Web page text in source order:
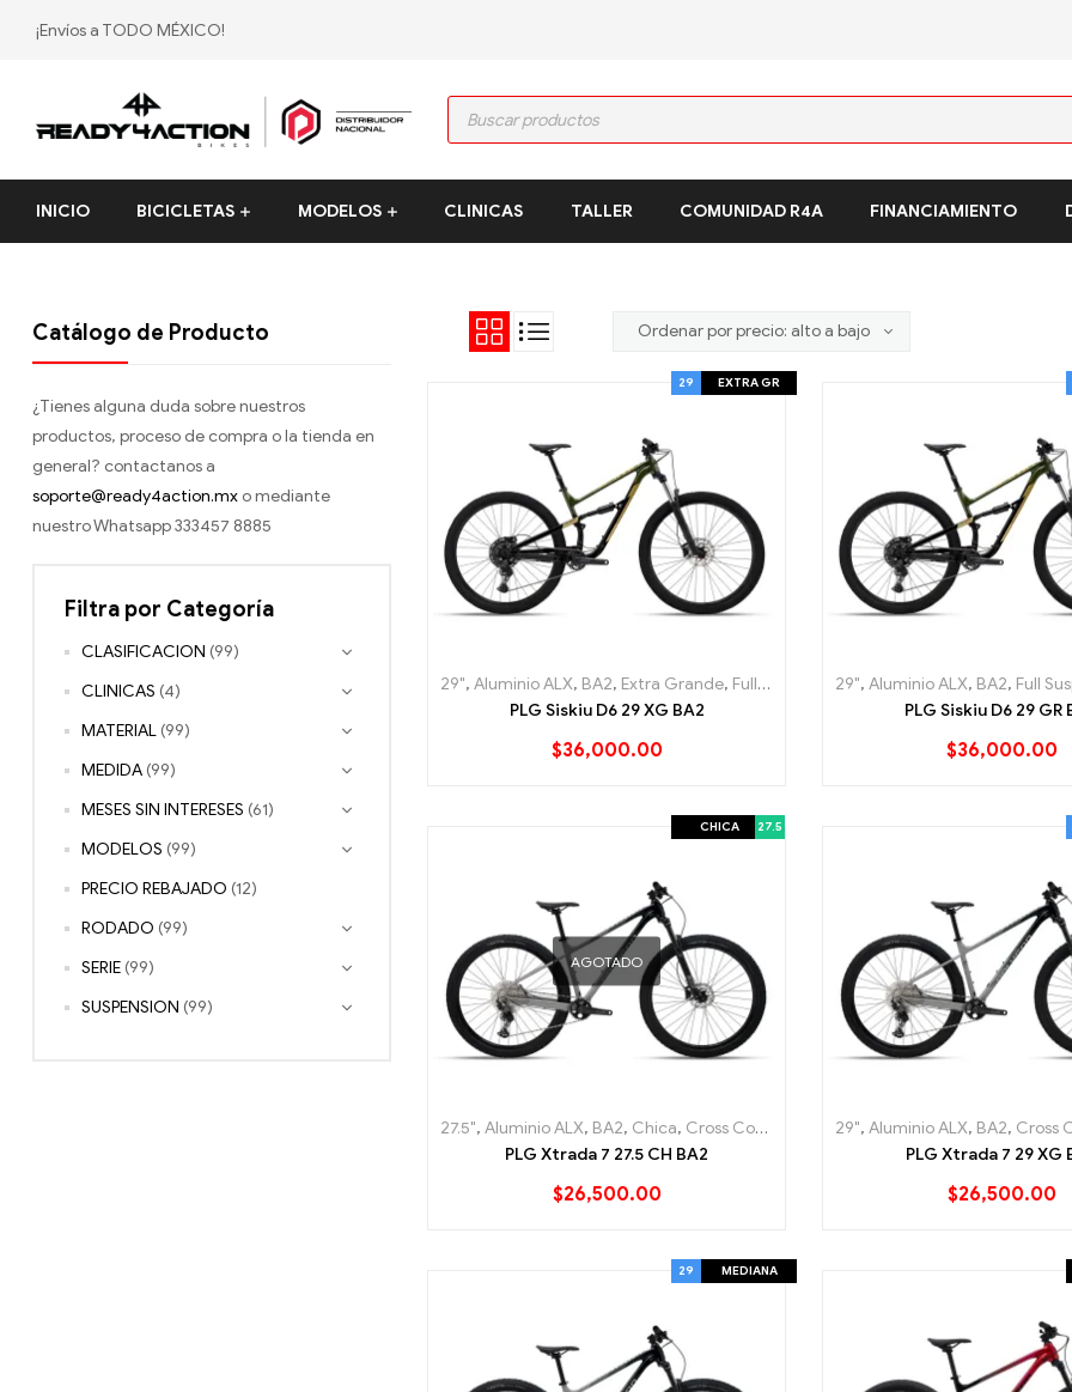
¡Envíos a TODO MÉXICO!
Ready4Action
Distribución
mexicana
–
INICIO BICICLETAS MODELOS CLINICAS TALLER COMUNIDAD R4A FINANCIAMIENTO
29 EXTRA GR
29", Aluminio ALX, BA2, Extra Grande, Full Suspension ,Lo Mas nuevo,Mountain
PLG Siskiu D6 29 XG BA2
$36,000.00
29", Aluminio ALX, BA2, Full
PLG Siskiu D6 29 GR
$36,000.00
CHICA 27.5
AGOTADO
27.5", Aluminio ALX, BA2, Chica, Cross Country (XC) ,Hard Tail,Lo Mas nuevo,
PLG Xtrada 7 27.5 CH BA2
$26,500.00
29", Aluminio ALX, BA2, Cross
PLG Xtrada 7 29 XG
$26,500.00
29 MEDIANA
Catálogo de Producto
¿Tienes alguna duda sobre nuestros
productos, proceso de compra o la tienda en
general? contactanos a
soporte@ready4action.mx o mediante
nuestro Whatsapp 333457 8885
Filtra por Categoría
CLASIFICACION (99)
CLINICAS (4)
MATERIAL (99)
MEDIDA (99)
MESES SIN INTERESES (61)
MODELOS (99)
PRECIO REBAJADO (12)
RODADO (99)
SERIE (99)
SUSPENSION (99)